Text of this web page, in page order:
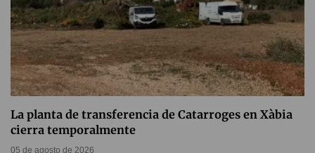
La planta de transferencia de Catarroges en Xàbia
cierra temporalmente
05 de agosto de 2026